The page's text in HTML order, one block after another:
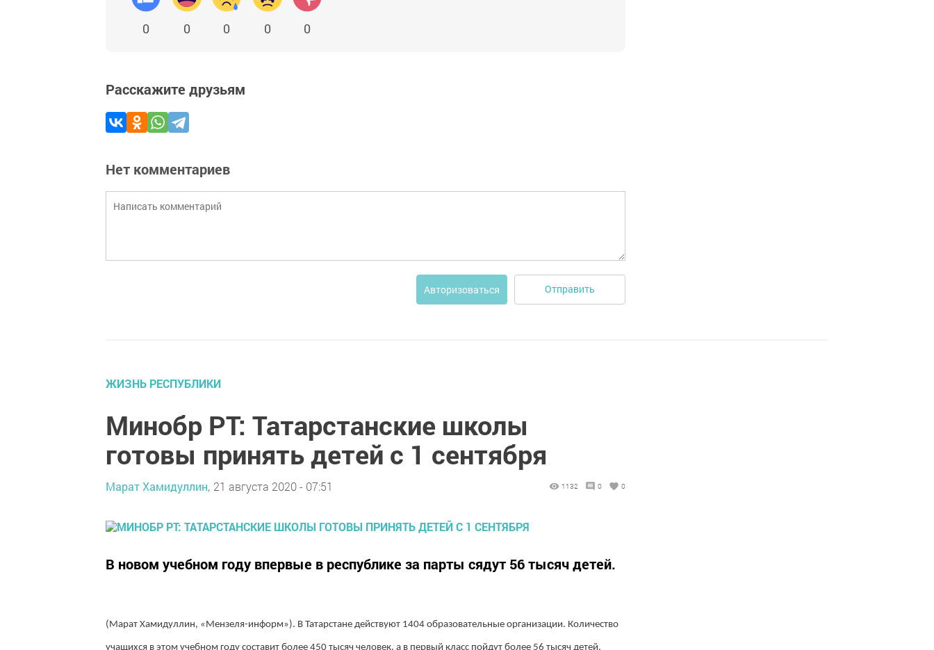
0 0 0 0 0
Расскажите друзьям
Нет комментариев
Авторизоваться Отправить
ЖИЗНЬ РЕСПУБЛИКИ
Минобр РТ: Татарстанские школы
готовы принять детей с 1 сентября
Марат Хамидуллин, 21 августа 2020 - 07:51 1132 0 0
В новом учебном году впервые в республике за парты сядут 56 тысяч детей.
(Марат Хамидуллин, «Мензеля-информ»). В Татарстане действуют 1404 образовательные организации. Количество
учащихся в этом учебном году составит более 450 тысяч человек, а в первый класс пойдут более 56 тысяч детей.